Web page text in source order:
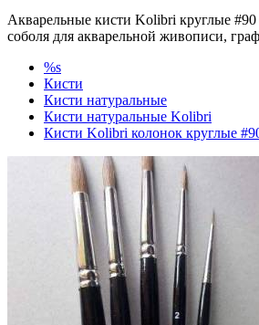
Акварельные кисти Kolibri круглые #90
соболя для акварельной живописи,
%s
Кисти
Кисти натуральные
Кисти натуральные Kolibri
Кисти Kolibri колонок круглые